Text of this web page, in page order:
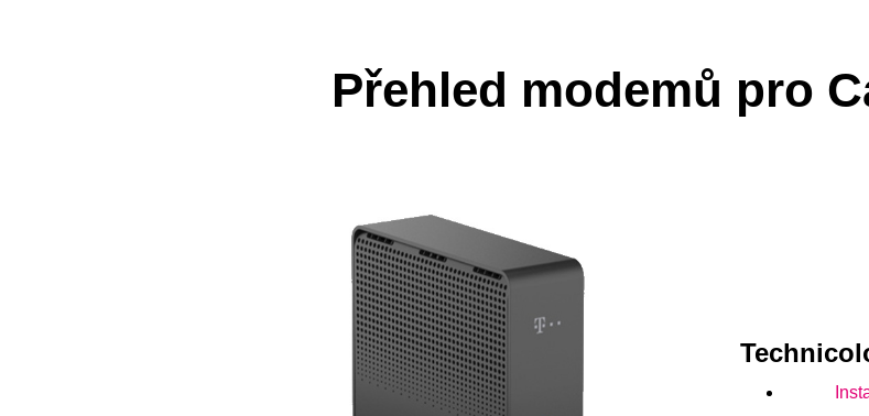
Přehled modemů pro